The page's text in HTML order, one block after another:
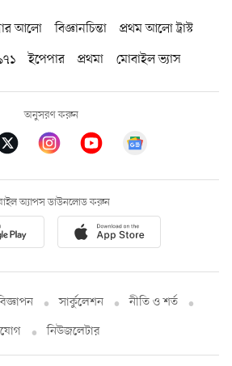
আলো বিজ্ঞানচিন্তা
প্রথম আলো ট্রাস্ট
ইপেপার প্রথমা মোবাইল ভ্যাস
অনুসরণ করুন
অ্যাপস ডাউনলোড করুন
সার্কুলেশন
নীতি ও শর্ত
নিউজলেটার